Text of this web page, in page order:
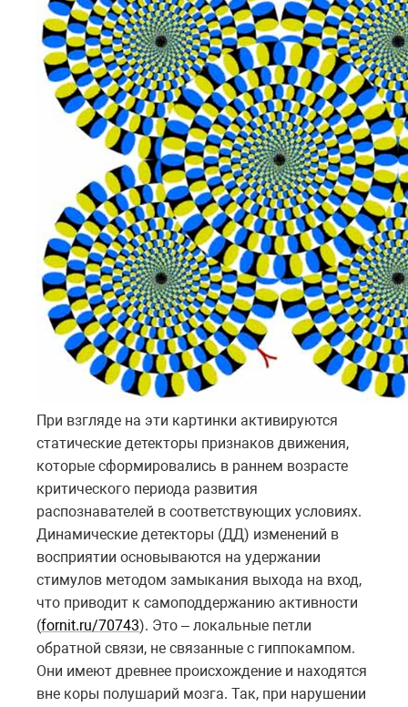
При взгляде на эти картинки активируются
статические детекторы признаков движения,
которые сформировались в раннем возрасте
критического периода развития
распознавателей в соответствующих условиях.
Динамические детекторы (ДД) изменений в
восприятии основываются на удержании
стимулов методом замыкания выхода на вход,
что приводит к самоподдержанию активности
(fornit.ru/70743). Это – локальные петли
обратной связи, не связанные с гиппокампом.
Они имеют древнее происхождение и находятся
вне коры полушарий мозга. Так, при нарушении